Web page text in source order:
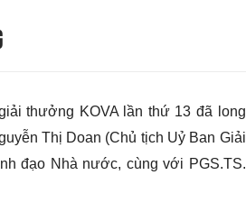
thưởng KOVA lần thứ 13 đã long
Thị Doan (Chủ tịch Uỷ Ban Giải
đạo Nhà nước, cùng với PGS.TS.